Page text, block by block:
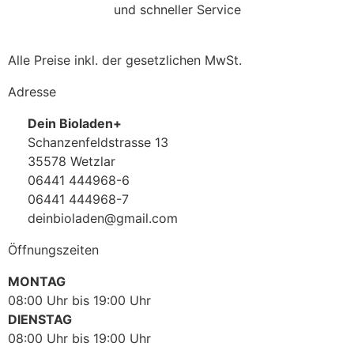
und schneller Service
Alle Preise inkl. der gesetzlichen MwSt.
Adresse
Dein Bioladen+
Schanzenfeldstrasse 13
35578 Wetzlar
06441 444968-6
06441 444968-7
deinbioladen@gmail.com
Öffnungszeiten
MONTAG
08:00 Uhr bis 19:00 Uhr
DIENSTAG
08:00 Uhr bis 19:00 Uhr